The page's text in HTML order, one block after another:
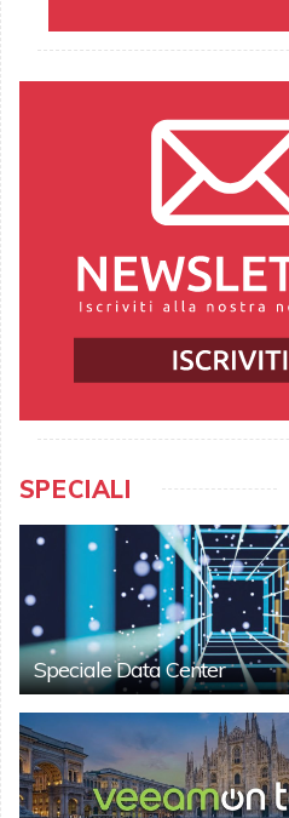
SPECIALI
Speciale Data Center